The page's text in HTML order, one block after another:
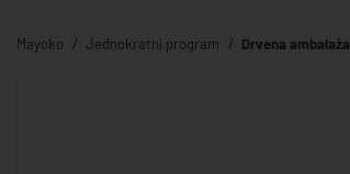
Mayoko Jednokratni program Drvena ambalaža